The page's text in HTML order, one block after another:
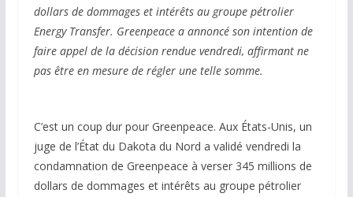
dollars de dommages et intérêts au groupe pétrolier
Energy Transfer. Greenpeace a annoncé son intention de
faire appel de la décision rendue vendredi, affirmant ne
pas être en mesure de régler une telle somme.
C’est un coup dur pour Greenpeace. Aux États-Unis, un
juge de l’État du Dakota du Nord a validé vendredi la
condamnation de Greenpeace à verser 345 millions de
dollars de dommages et intérêts au groupe pétrolier